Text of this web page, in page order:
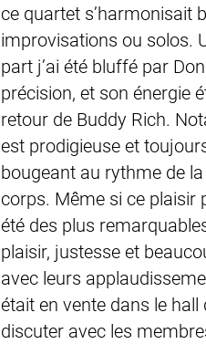
ce quartet s’harmonisait
improvisations ou solos.
part j’ai été bluffé par
précision, et son énergie
retour de Buddy Rich.
est prodigieuse et
bougeant au rythme de
corps. Même si ce plaisir
été des plus
plaisir, justesse et
avec leurs
était en vente dans le hall
discuter avec les